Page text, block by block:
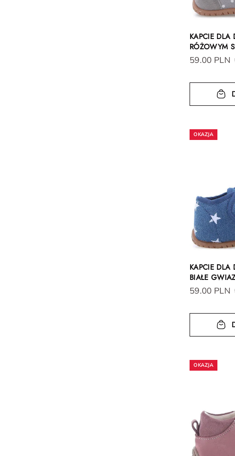
KAPCIE DLA
RÓŻOWYM
59.00 PLN
KAPCIE DLA
BIAŁE
59.00 PLN